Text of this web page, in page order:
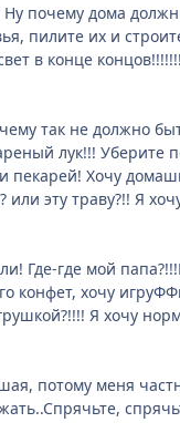
почему дома
пилите их и
в конце
так не должно
лук!!! Уберите
Хочу
эту траву?!! Я
Где-где мой
конфет, хочу
Я хочу
потому меня